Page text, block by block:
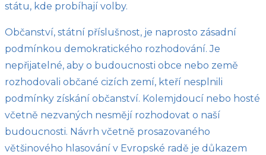
státu, kde probíhají volby.
Občanství, státní příslušnost, je naprosto zásadní
podmínkou demokratického rozhodování. Je
nepřijatelné, aby o budoucnosti obce nebo země
rozhodovali občané cizích zemí, kteří nesplnili
podmínky získání občanství. Kolemjdoucí nebo hosté
včetně nezvaných nesmějí rozhodovat o naší
budoucnosti. Návrh včetně prosazovaného
většinového hlasování v Evropské radě je důkazem